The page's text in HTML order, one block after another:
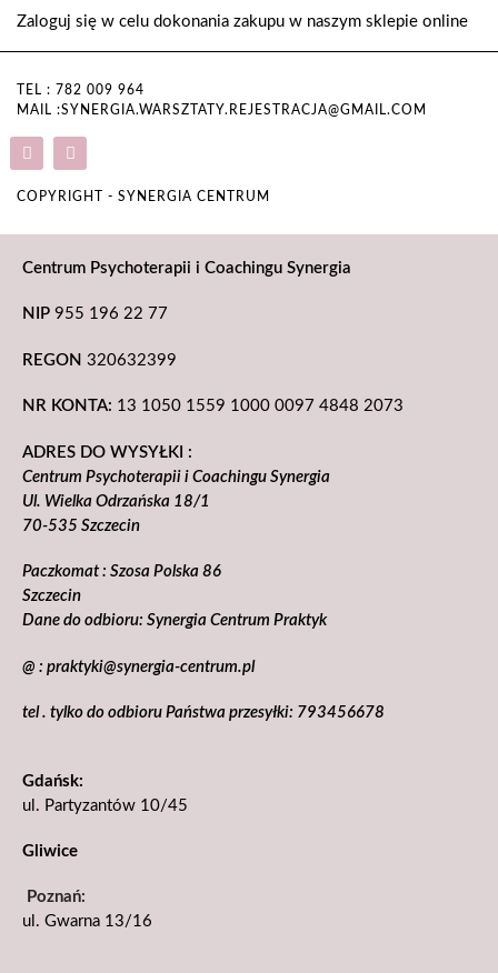
Zaloguj się w celu dokonania zakupu w naszym sklepie online
TEL : 782 009 964
MAIL :SYNERGIA.WARSZTATY.REJESTRACJA@GMAIL.COM
COPYRIGHT - SYNERGIA CENTRUM
Centrum Psychoterapii i Coachingu Synergia
NIP 955 196 22 77
REGON 320632399
NR KONTA: 13 1050 1559 1000 0097 4848 2073
ADRES DO WYSYŁKI :
Centrum Psychoterapii i Coachingu Synergia
Ul. Wielka Odrzańska 18/1
70-535 Szczecin
Paczkomat : Szosa Polska 86
Szczecin
Dane do odbioru: Synergia Centrum Praktyk
@ : praktyki@synergia-centrum.pl
tel . tylko do odbioru Państwa przesyłki: 793456678
Gdańsk:
ul. Partyzantów 10/45
Gliwice
Poznań:
ul. Gwarna 13/16